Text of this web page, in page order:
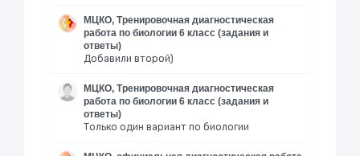
МЦКО, Тренировочная диагностическая
работа по биологии 6 класс (задания и
ответы)
Добавили второй)
МЦКО, Тренировочная диагностическая
работа по биологии 6 класс (задания и
ответы)
Только один вариант по биологии